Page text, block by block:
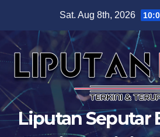
content
Sat. Aug 8th, 2026
Liputan Seputar